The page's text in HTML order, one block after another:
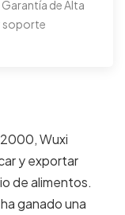
de Alta
soporte
Wuxi
y exportar
de alimentos.
ganado una